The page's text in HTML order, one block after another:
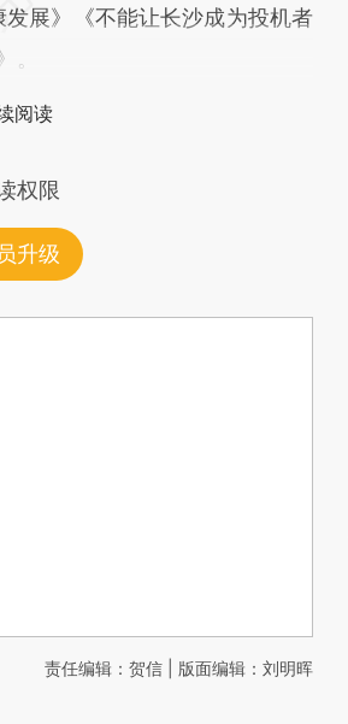
展》《不能让长沙成为投机者
阅读
权限
升级
责任编辑：贺信 | 版面编辑：刘明晖